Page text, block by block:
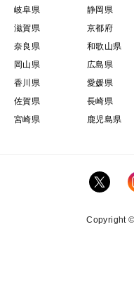
岐阜県
静岡県
滋賀県
京都府
奈良県
和歌山県
岡山県
広島県
香川県
愛媛県
佐賀県
長崎県
宮崎県
鹿児島県
Copyright